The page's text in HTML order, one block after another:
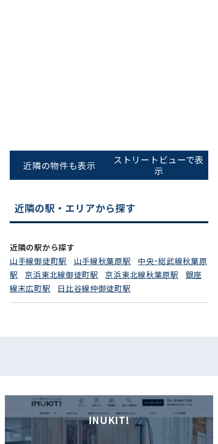
をお伝えいただくと
スムーズにご案内できます
平日 9:00〜18:00
フォームでお問い合わせ
近隣の物件も表示
ストリートビューで表
示
近隣の駅・エリアから探す
近隣の駅から探す
山手線御徒町駅
山手線秋葉原駅
中央･総武線秋葉原
駅
京浜東北線御徒町駅 京浜東北線秋葉原駅
銀座
線末広町駅
日比谷線仲御徒町駅
INUKIT!